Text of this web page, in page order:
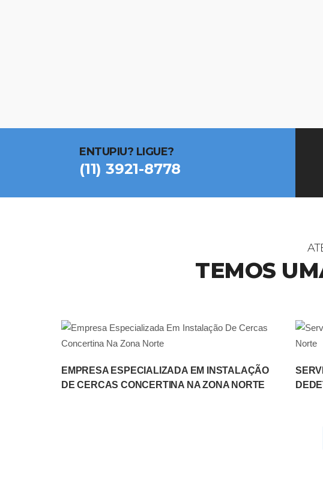
ENTUPIU? LIGUE?
(11) 3921-8778
TEMOS
EMPRESA ESPECIALIZADA EM INSTALAÇÃO
DE CERCAS CONCERTINA NA ZONA NORTE